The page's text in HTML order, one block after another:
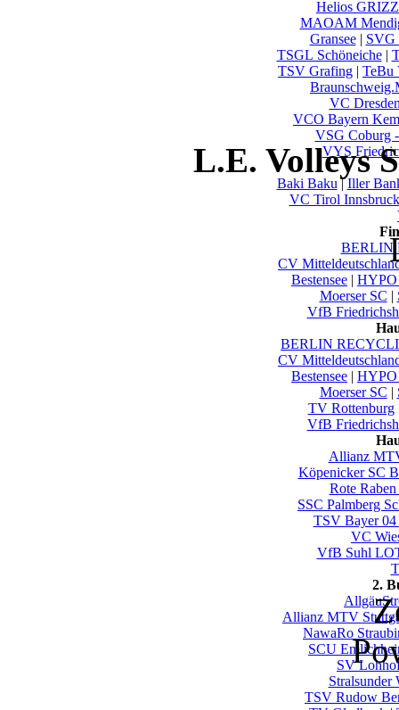
Helios
MAOAM
Gransee| SVG
TSGL Schöneiche|
TSV Grafing | TeBu
VC
VCO Bayern
VSG Coburg
VYS
Baki Baku |Iller
VC Tirol Innsbruck
BERLIN
CV
Bestensee | HYPO
Moerser SC |
VfB
BERLIN
CV
Bestensee | HYPO
Moerser SC |
TV Rottenburg
VfB
Allianz
Köpenicker SC
Rote
SSC Palmberg
TSV Bayer 04
VC
VfB Suhl
2.
Allianz MTV
NawaRo
SCU
SV
Stralsunder
TSV Rudow
L.E. Volleys